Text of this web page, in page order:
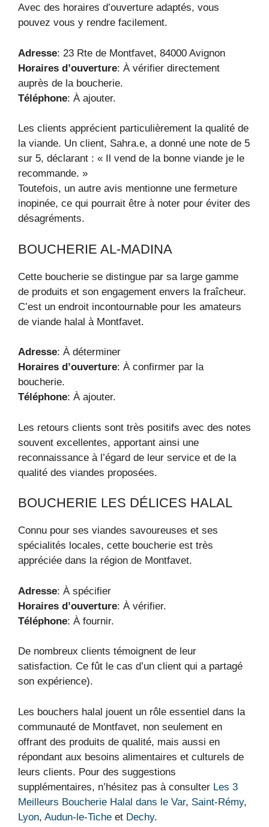
Avec des horaires d’ouverture adaptés, vous
pouvez vous y rendre facilement.
Adresse: 23 Rte de Montfavet, 84000 Avignon
Horaires d’ouverture: À vérifier directement
auprès de la boucherie.
Téléphone: À ajouter.
Les clients apprécient particulièrement la qualité de
la viande. Un client, Sahra.e, a donné une note de 5
sur 5, déclarant : « Il vend de la bonne viande je le
recommande. »
Toutefois, un autre avis mentionne une fermeture
inopinée, ce qui pourrait être à noter pour éviter des
désagréments.
BOUCHERIE AL-MADINA
Cette boucherie se distingue par sa large gamme
de produits et son engagement envers la fraîcheur.
C’est un endroit incontournable pour les amateurs
de viande halal à Montfavet.
Adresse: À déterminer
Horaires d’ouverture: À confirmer par la
boucherie.
Téléphone: À ajouter.
Les retours clients sont très positifs avec des notes
souvent excellentes, apportant ainsi une
reconnaissance à l’égard de leur service et de la
qualité des viandes proposées.
BOUCHERIE LES DÉLICES HALAL
Connu pour ses viandes savoureuses et ses
spécialités locales, cette boucherie est très
appréciée dans la région de Montfavet.
Adresse: À spécifier
Horaires d’ouverture: À vérifier.
Téléphone: À fournir.
De nombreux clients témoignent de leur
satisfaction. Ce fût le cas d’un client qui a partagé
son expérience).
Les bouchers halal jouent un rôle essentiel dans la
communauté de Montfavet, non seulement en
offrant des produits de qualité, mais aussi en
répondant aux besoins alimentaires et culturels de
leurs clients. Pour des suggestions
supplémentaires, n’hésitez pas à consulter Les 3
Meilleurs Boucherie Halal dans le Var, Saint-Rémy,
Lyon, Audun-le-Tiche et Dechy.